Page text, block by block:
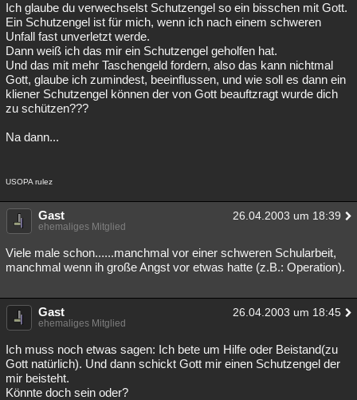
Ich glaube du verwechselst Schutzengel so ein bisschen mit Gott.
Ein Schutzengel ist für mich, wenn ich nach einem schweren
Unfall fast unverletzt werde.
Dann weiß ich das mir ein Schutzengel geholfen hat.
Und das mit mehr Taschengeld fordern, also das kann nichtmal
Gott, glaube ich zumindest, beeinflussen, und wie soll es dann ein
kliener Schutzengel können der von Gott beauftzragt wurde dich
zu schützen???
Na dann...
USOPA rulez
Gast 26.04.2003 um 18:39
ehemaliges Mitglied
Viele male schon......manchmal vor einer schweren Schularbeit,
manchmal wenn ih große Angst vor etwas hatte (z.B.: Operation).
Gast 26.04.2003 um 18:45
ehemaliges Mitglied
Ich muss noch etwas sagen: Ich bete um Hilfe oder Beistand(zu
Gott natürlich). Und dann schickt Gott mir einen Schutzengel der
mir beisteht.
Könnte doch sein oder?